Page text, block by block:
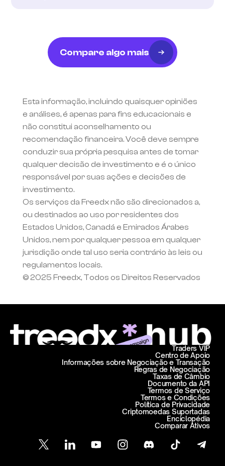
Compare algo mais
Esta informação, incluindo quaisquer opiniões
e análises, é apenas para fins educacionais e
não constitui aconselhamento ou
recomendação financeira. Você deve sempre
conduzir sua própria pesquisa antes de tomar
qualquer decisão de investimento e é o único
responsável por suas ações e decisões de
investimento.
Os serviços da Freedx não são direcionados a,
ou destinados ao uso por residentes dos
Estados Unidos, Canadá e Emirados Árabes
Unidos, nem por qualquer pessoa em qualquer
jurisdição onde tal uso seria contrário às leis ou
regulamentos locais.
© 2025 Freedx, Todos os Direitos Reservados
Centro de Apoio
Informações sobre Negociação e Transação
Traders VIP
Regras de Negociação
Taxas de Câmbio
Documento da API
Termos de Serviço
Termos e Condições
Política de Privacidade
Criptomoedas Suportadas
Enciclopédia
Comparar Ativos